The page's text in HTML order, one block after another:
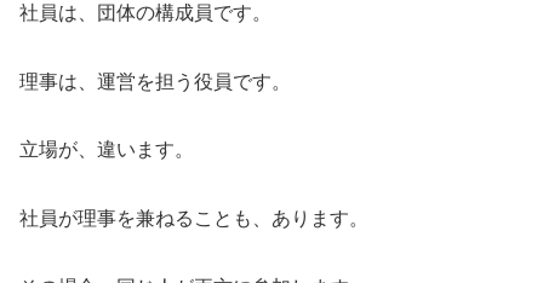
社員は、団体の構成員です。
理事は、運営を担う役員です。
立場が、違います。
社員が理事を兼ねることも、あります。